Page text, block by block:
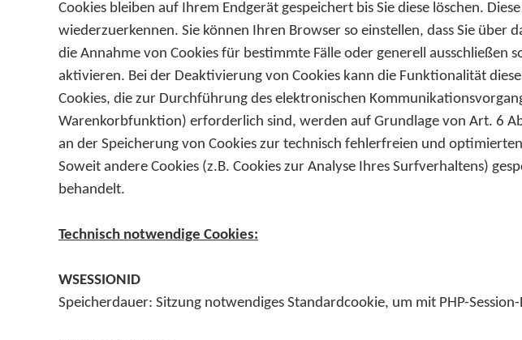
Cookies bleiben auf Ihrem Endgerät gespeichert bis Sie diese löschen.
wiederzuerkennen. Sie können Ihren Browser so einstellen, dass Sie
die Annahme von Cookies für bestimmte Fälle oder generell ausschließen
aktivieren. Bei der Deaktivierung von Cookies kann die Funktionalität
Cookies, die zur Durchführung des elektronischen
Warenkorbfunktion) erforderlich sind, werden auf Grundlage von Art. 6
an der Speicherung von Cookies zur technisch fehlerfreien und
Soweit andere Cookies (z.B. Cookies zur Analyse Ihres Surfverhaltens)
behandelt.
Technisch notwendige Cookies:
WSESSIONID
Speicherdauer: Sitzung notwendiges Standardcookie, um mit PHP-